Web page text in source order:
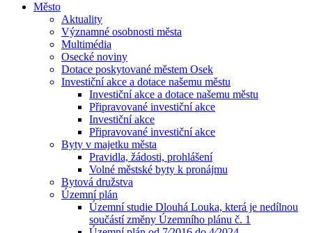
Město
Aktuality
Významné osobnosti města
Multimédia
Osecké noviny
Dotace poskytované městem Osek
Investiční akce a dotace našemu městu
Investiční akce a dotace našemu městu
Připravované investiční akce
Investiční akce
Připravované investiční akce
Byty v majetku města
Pravidla, žádosti, prohlášení
Volné městské byty k pronájmu
Bytová družstva
Územní plán
Územní studie Dlouhá Louka, která je nedílnou
součástí změny Územního plánu č. 1